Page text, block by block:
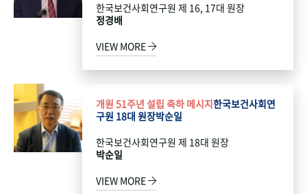
한국보건사회연구원 제 16, 17대 원장
정경배
VIEW MORE
개원 51주년 설립 축하 메시지한국보건사회연
구원 18대 원장박순일
한국보건사회연구원 제 18대 원장
박순일
VIEW MORE